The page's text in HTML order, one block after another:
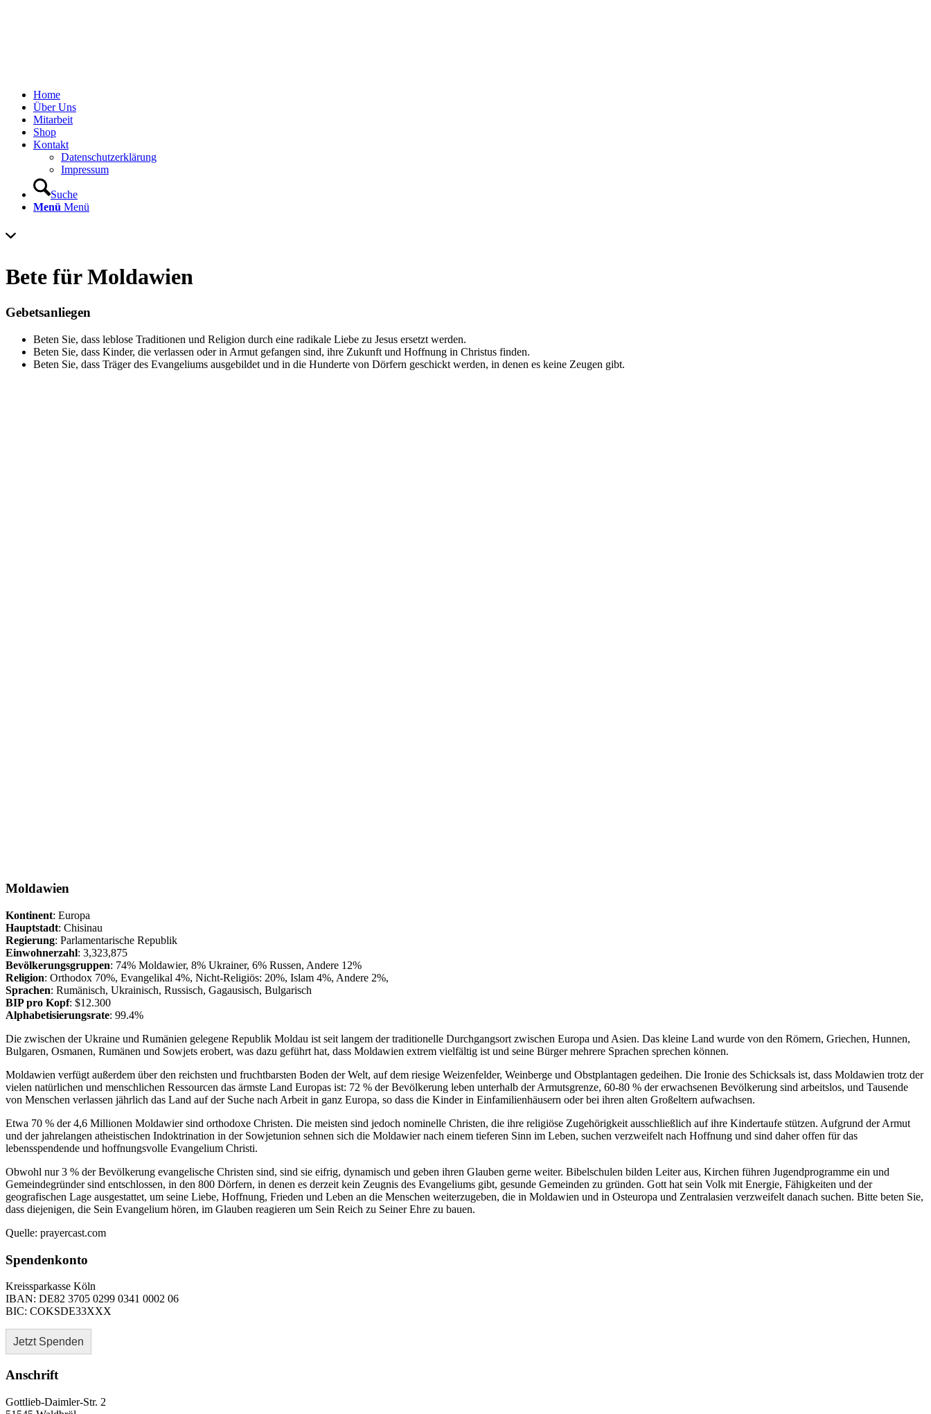
Home
Über Uns
Mitarbeit
Shop
Kontakt
Datenschutzerklärung
Impressum
Suche
Menü Menü
Bete für Moldawien
Gebetsanliegen
Beten Sie, dass leblose Traditionen und Religion durch eine radikale Liebe zu Jesus ersetzt werden.
Beten Sie, dass Kinder, die verlassen oder in Armut gefangen sind, ihre Zukunft und Hoffnung in Christus finden.
Beten Sie, dass Träger des Evangeliums ausgebildet und in die Hunderte von Dörfern geschickt werden, in denen es keine Zeugen gibt.
Moldawien
Kontinent: Europa
Hauptstadt: Chisinau
Regierung: Parlamentarische Republik
Einwohnerzahl: 3,323,875
Bevölkerungsgruppen: 74% Moldawier, 8% Ukrainer, 6% Russen, Andere 12%
Religion: Orthodox 70%, Evangelikal 4%, Nicht-Religiös: 20%, Islam 4%, Andere 2%,
Sprachen: Rumänisch, Ukrainisch, Russisch, Gagausisch, Bulgarisch
BIP pro Kopf: $12.300
Alphabetisierungsrate: 99.4%
Die zwischen der Ukraine und Rumänien gelegene Republik Moldau ist seit langem der traditionelle Durchgangsort zwischen Europa und Asien. Das kleine Land wurde von den Römern, Griechen, Hunnen,
Bulgaren, Osmanen, Rumänen und Sowjets erobert, was dazu geführt hat, dass Moldawien extrem vielfältig ist und seine Bürger mehrere Sprachen sprechen können.
Moldawien verfügt außerdem über den reichsten und fruchtbarsten Boden der Welt, auf dem riesige Weizenfelder, Weinberge und Obstplantagen gedeihen. Die Ironie des Schicksals ist, dass Moldawien trotz der
vielen natürlichen und menschlichen Ressourcen das ärmste Land Europas ist: 72 % der Bevölkerung leben unterhalb der Armutsgrenze, 60-80 % der erwachsenen Bevölkerung sind arbeitslos, und Tausende
von Menschen verlassen jährlich das Land auf der Suche nach Arbeit in ganz Europa, so dass die Kinder in Einfamilienhäusern oder bei ihren alten Großeltern aufwachsen.
Etwa 70 % der 4,6 Millionen Moldawier sind orthodoxe Christen. Die meisten sind jedoch nominelle Christen, die ihre religiöse Zugehörigkeit ausschließlich auf ihre Kindertaufe stützen. Aufgrund der Armut
und der jahrelangen atheistischen Indoktrination in der Sowjetunion sehnen sich die Moldawier nach einem tieferen Sinn im Leben, suchen verzweifelt nach Hoffnung und sind daher offen für das
lebensspendende und hoffnungsvolle Evangelium Christi.
Obwohl nur 3 % der Bevölkerung evangelische Christen sind, sind sie eifrig, dynamisch und geben ihren Glauben gerne weiter. Bibelschulen bilden Leiter aus, Kirchen führen Jugendprogramme ein und
Gemeindegründer sind entschlossen, in den 800 Dörfern, in denen es derzeit kein Zeugnis des Evangeliums gibt, gesunde Gemeinden zu gründen. Gott hat sein Volk mit Energie, Fähigkeiten und der
geografischen Lage ausgestattet, um seine Liebe, Hoffnung, Frieden und Leben an die Menschen weiterzugeben, die in Moldawien und in Osteuropa und Zentralasien verzweifelt danach suchen. Bitte beten Sie,
dass diejenigen, die Sein Evangelium hören, im Glauben reagieren um Sein Reich zu Seiner Ehre zu bauen.
Quelle: prayercast.com
Spendenkonto
Kreissparkasse Köln
IBAN: DE82 3705 0299 0341 0002 06
BIC: COKSDE33XXX
Jetzt Spenden
Anschrift
Gottlieb-Daimler-Str. 2